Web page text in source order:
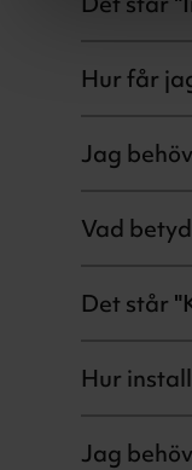
Hur får
Jag
Vad
Det står
Hur
Jag